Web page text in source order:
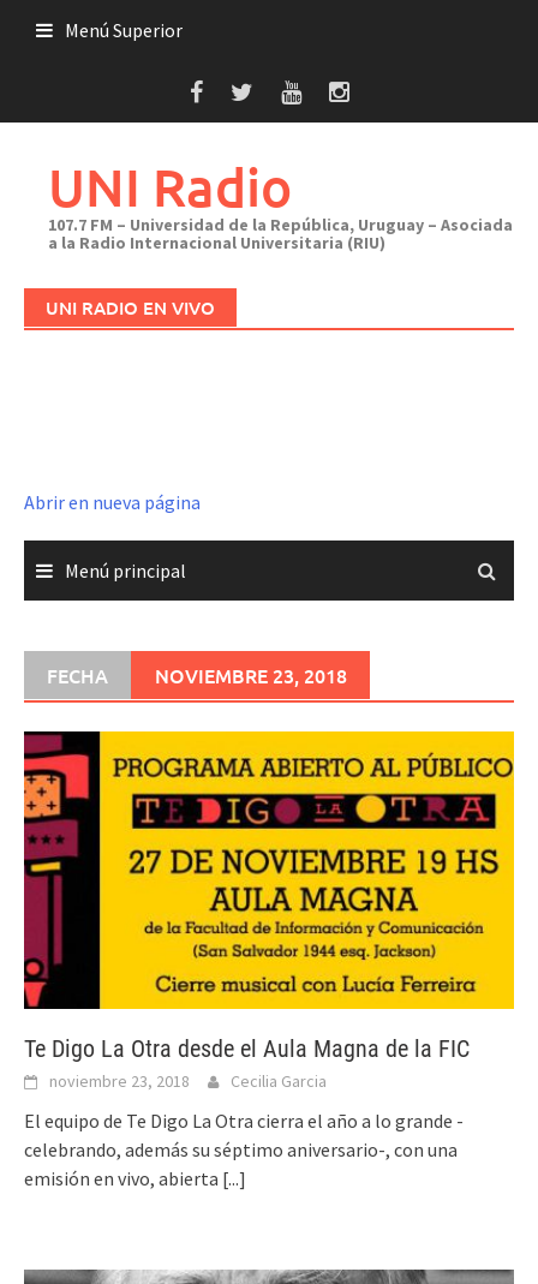
Menú Superior
UNI Radio
107.7 FM – Universidad de la República, Uruguay – Asociada
a la Radio Internacional Universitaria (RIU)
UNI RADIO EN VIVO
Abrir en nueva página
Menú principal
FECHA NOVIEMBRE 23, 2018
Te Digo La Otra desde el Aula Magna de la FIC
noviembre 23, 2018 Cecilia Garcia
El equipo de Te Digo La Otra cierra el año a lo grande -
celebrando, además su séptimo aniversario-, con una
emisión en vivo, abierta [...]